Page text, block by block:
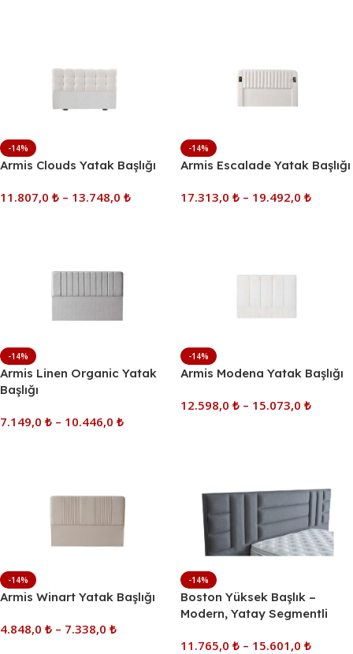
-14%
Armis Clouds Yatak Başlığı
11.807,0 ₺ – 13.748,0 ₺
-14%
Armis Escalade Yatak Başlığı
17.313,0 ₺ – 19.492,0 ₺
-14%
Armis Linen Organic Yatak
Başlığı
7.149,0 ₺ – 10.446,0 ₺
-14%
Armis Modena Yatak Başlığı
12.598,0 ₺ – 15.073,0 ₺
-14%
Armis Winart Yatak Başlığı
4.848,0 ₺ – 7.338,0 ₺
-14%
Boston Yüksek Başlık –
Modern, Yatay Segmentli
11.765,0 ₺ – 15.601,0 ₺